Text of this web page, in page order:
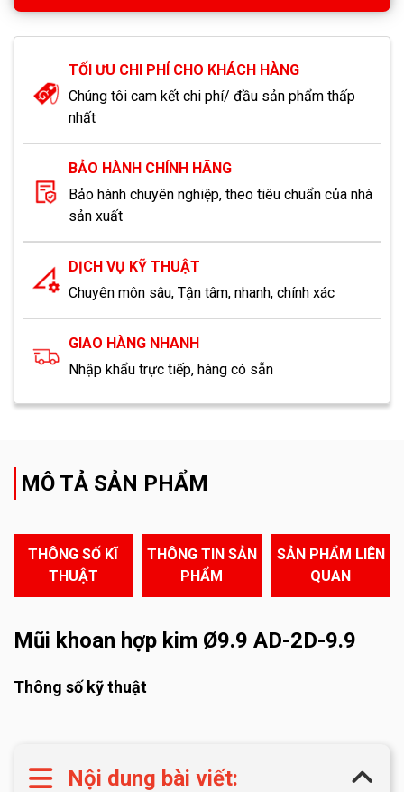
TỐI ƯU CHI PHÍ CHO KHÁCH HÀNG
Chúng tôi cam kết chi phí/ đầu sản phẩm thấp
nhất
BẢO HÀNH CHÍNH HÃNG
Bảo hành chuyên nghiệp, theo tiêu chuẩn của nhà
sản xuất
DỊCH VỤ KỸ THUẬT
Chuyên môn sâu, Tận tâm, nhanh, chính xác
GIAO HÀNG NHANH
Nhập khẩu trực tiếp, hàng có sẵn
MÔ TẢ SẢN PHẨM
THÔNG SỐ KĨ
THUẬT
THÔNG TIN SẢN
PHẨM
SẢN PHẨM LIÊN
QUAN
Mũi khoan hợp kim Ø9.9 AD-2D-9.9
Thông số kỹ thuật
Nội dung bài viết: